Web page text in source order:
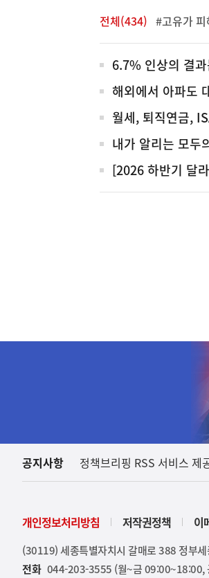
전체(434) #고유가
전
체
6.7% 인상의 결
해외에서 아파도
월세, 퇴직연금,
내가 알리는 모두
[2026 하반기 달
공지사항 정책브리핑 RSS 서비스 제
개인정보처리방침 저작권정책 이
(30119) 세종특별자치시 갈매로 388 정부
전화 044-203-3555 (월~금 09:00~18:00,